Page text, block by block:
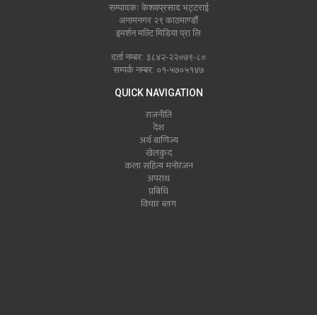
सम्पादकः केशवप्रसाद भट्टराई
अनामनगर २९ काठमाण्डौं
इमर्शन मल्टि मिडिया प्रा लि
दर्ता नम्बर: ३८४२-२२०७९-८०
सम्पर्क नम्बर: ०१-५७०५१४७
QUICK NAVIGATION
राजनीति
देश
अर्थ बाणिज्य
खेलकुद
कला सहित्य मनोरंजन
अपराध
प्रबिधि
विचार ब्लग